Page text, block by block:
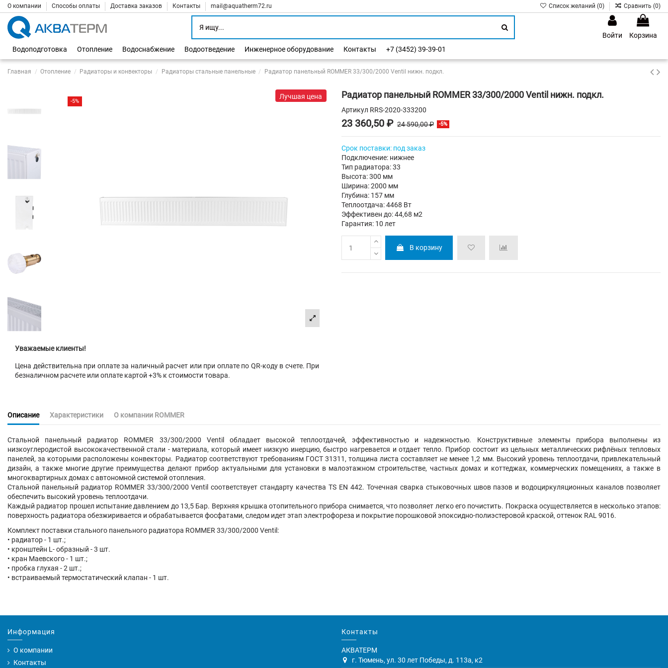
О компании Способы оплаты Доставка заказов Контакты mail@aquatherm72.ru Список желаний (0) Сравнить (0)
Войти
Корзина
Водоподготовка
Отопление Водоснабжение Водоотведение Инженерное оборудование Контакты +7 (3452) 39-39-01
Главная Отопление Радиаторы и конвекторы Радиаторы стальные панельные Радиатор панельный ROMMER 33/300/2000 Ventil нижн. подкл.
-5%
Лучшая цена
Уважаемые клиенты!
Цена действительна при оплате за наличный расчет или при оплате по QR-коду в счете. При
безналичном расчете или оплате картой +3% к стоимости товара.
Радиатор панельный ROMMER 33/300/2000 Ventil нижн. подкл.
Артикул RRS-2020-333200
23 360,50 ₽ 24 590,00 ₽ -5%
Срок поставки: под заказ
Подключение: нижнее
Тип радиатора: 33
Высота: 300 мм
Ширина: 2000 мм
Глубина: 157 мм
Теплоотдача: 4468 Вт
Эффективен до: 44,68 м2
Гарантия: 10 лет
В корзину
Описание Характеристики О компании ROMMER
Стальной панельный радиатор ROMMER 33/300/2000 Ventil обладает высокой теплоотдачей, эффективностью и надежностью. Конструктивные элементы прибора выполнены из
низкоуглеродистой высококачественной стали - материала, который имеет низкую инерцию, быстро нагревается и отдает тепло. Прибор состоит из цельных металлических рифлёных тепловых
панелей, за которыми расположены конвекторы. Радиатор соответствуют требованиям ГОСТ 31311, толщина листа составляет не менее 1,2 мм. Высокий уровень теплоотдачи, привлекательный
дизайн, а также многие другие преимущества делают прибор актуальными для установки в малоэтажном строительстве, частных домах и коттеджах, коммерческих помещениях, а также в
многоквартирных домах с автономной системой отопления.
Стальной панельный радиатор ROMMER 33/300/2000 Ventil соответствует стандарту качества TS EN 442. Точечная сварка стыковочных швов пазов и водоциркуляционных каналов позволяет
обеспечить высокий уровень теплоотдачи.
Каждый радиатор прошел испытание давлением до 13,5 Бар. Верхняя крышка отопительного прибора снимается, что позволяет легко его почистить. Покраска осуществляется в несколько этапов:
поверхность радиатора обезжиривается и обрабатывается фосфатами, следом идет этап электрофореза и покрытие порошковой эпоксидно-полиэстеровой краской, оттенок RAL 9016.
Комплект поставки стального панельного радиатора ROMMER 33/300/2000 Ventil:
• радиатор - 1 шт.;
• кронштейн L- образный - 3 шт.
• кран Маевского - 1 шт.;
• пробка глухая - 2 шт.;
• встраиваемый термостатический клапан - 1 шт.
Информация
О компании
Контакты
Контакты
АКВАТЕРМ
г. Тюмень, ул. 30 лет Победы, д. 113а, к2